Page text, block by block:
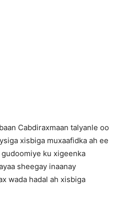
Cabdiraxmaan talyanle oo
xisbiga muxaafidka ah ee
ku xigeenka
sheegay inaanay
wada hadal ah xisbiga